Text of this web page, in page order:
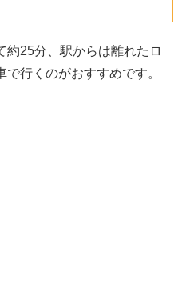
約25分、駅からは離れたロ
行くのがおすすめです。